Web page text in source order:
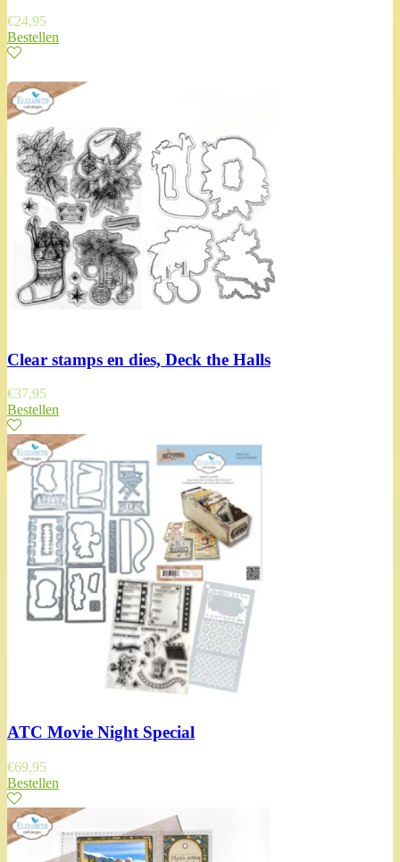
€24,95
Bestellen
Clear stamps en dies, Deck the Halls
€37,95
Bestellen
ATC Movie Night Special
€69,95
Bestellen